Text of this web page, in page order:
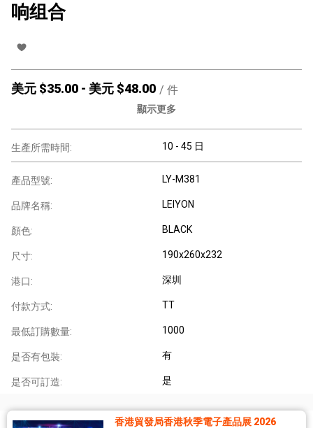
响组合
美元 $35.00 - 美元 $48.00 / 件
顯示更多
生產所需時間: 10 - 45 日
產品型號: LY-M381
品牌名稱: LEIYON
顏色: BLACK
尺寸: 190x260x232
港口: 深圳
付款方式: TT
最低訂購數量: 1000
是否有包裝: 有
是否可訂造: 是
香港貿發局香港秋季電子產品展 2026